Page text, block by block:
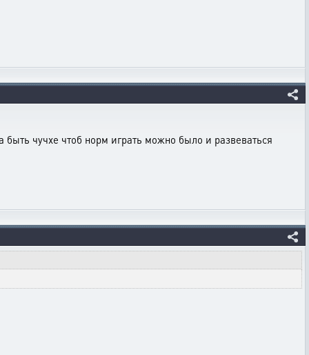
чучхе чтоб норм играть можно было и развеваться